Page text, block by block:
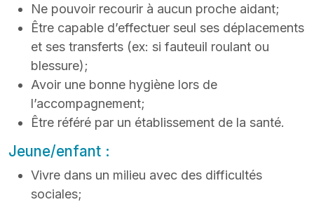
Ne pouvoir recourir à aucun proche aidant;
Être capable d’effectuer seul ses déplacements
et ses transferts (ex: si fauteuil roulant ou
blessure);
Avoir une bonne hygiène lors de
l’accompagnement;
Être référé par un établissement de la santé.
Jeune/enfant :
Vivre dans un milieu avec des difficultés
sociales;